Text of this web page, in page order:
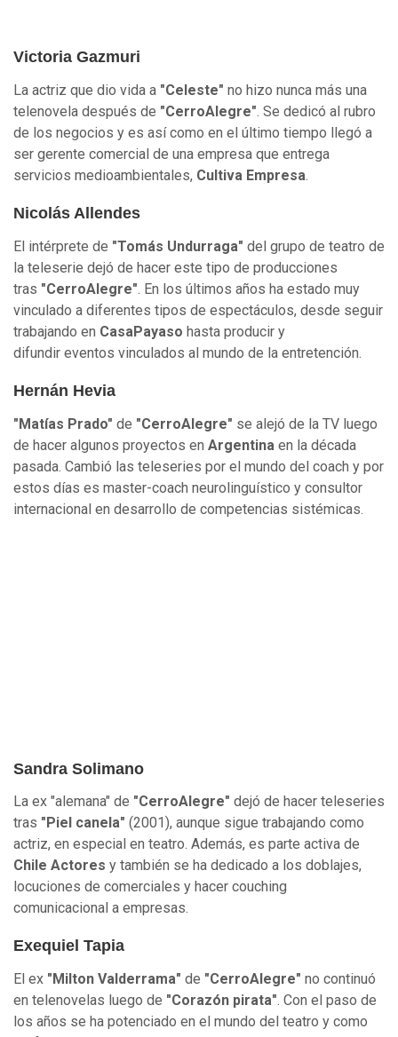
Victoria Gazmuri
La actriz que dio vida a "Celeste" no hizo nunca más una
telenovela después de "CerroAlegre" . Se dedicó al rubro
de los negocios y es así como en el último tiempo llegó a
ser gerente comercial de una empresa que entrega
servicios medioambientales, Cultiva Empresa
Nicolás Allendes
El intérprete de "Tomás Undurraga" del grupo de teatro de
la teleserie dejó de hacer este tipo de producciones
tras "CerroAlegre" . En los últimos años ha estado muy
vinculado a diferentes tipos de espectáculos, desde seguir
trabajando en CasaPayaso hasta producir y
difundir eventos vinculados al mundo de la entretención.
Hernán Hevia
"Matías Prado" de "CerroAlegre" se alejó de la TV luego
de hacer algunos proyectos en Argentina en la década
pasada. Cambió las teleseries por el mundo del coach y por
estos días es master-coach neurolinguístico y consultor
internacional en desarrollo de competencias sistémicas.
Sandra Solimano
La ex "alemana" de "CerroAlegre" dejó de hacer teleseries
tras "Piel canela" (2001), aunque sigue trabajando como
actriz, en especial en teatro. Además, es parte activa de
Chile Actores y también se ha dedicado a los doblajes,
locuciones de comerciales y hacer couching
comunicacional a empresas.
Exequiel Tapia
El ex "Milton Valderrama" de "CerroAlegre" no continuó
en telenovelas luego de "Corazón pirata". Con el paso de
los años se ha potenciado en el mundo del teatro y como